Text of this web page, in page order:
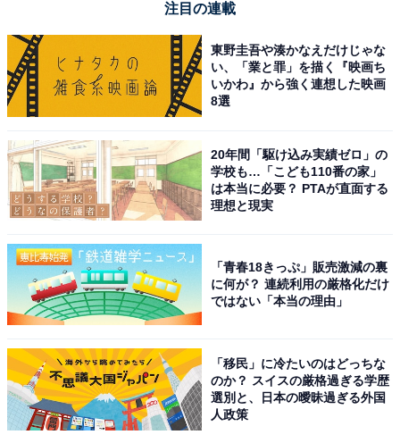
員」制度もあります。Amazonプライムに登録して、お
得にお買い物を楽しみましょう。
Amazonプライム 30日間の無料体験を始める
※掲載されている情報は記事公開時のものです。あらか
じめご了承ください。
また、記事中の商品を購入すると、売上の一部がオール
アバウトに還元されることがあります
この記事の執筆者： All About ニュース お買
いもの部
注目の連載
東野圭吾や湊かなえだけじゃな
い、「業と罪」を描く『映画ち
いかわ』から強く連想した映画
8選
20年間「駆け込み実績ゼロ」の
学校も…「こども110番の家」
は本当に必要？ PTAが直面する
理想と現実
「青春18きっぷ」販売激減の裏
に何が？ 連続利用の厳格化だけ
ではない「本当の理由」
「移民」に冷たいのはどっちな
のか？ スイスの厳格過ぎる学歴
選別と、日本の曖昧過ぎる外国
人政策